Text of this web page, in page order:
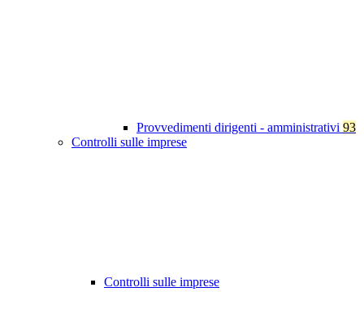
Provvedimenti dirigenti - amministrativi 93
Controlli sulle imprese
Controlli sulle imprese